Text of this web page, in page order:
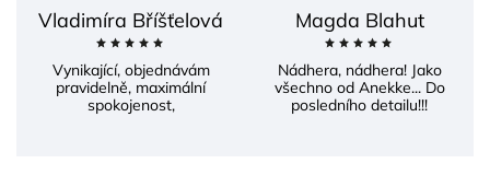
Vladimíra Bříšťelová
Vynikající, objednávám
pravidelně, maximální
spokojenost,
Magda Blahut
Nádhera, nádhera! Jako
všechno od Anekke... Do
posledního detailu!!!